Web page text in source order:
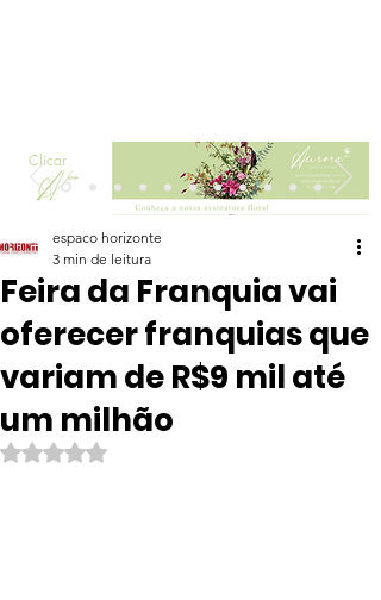
Clicar
Feira da Franquia vai
oferecer franquias que
variam de R$9 mil até
um milhão
espaco horizonte
3 min de leitura
Avaliado com NaN de 5 estrelas.